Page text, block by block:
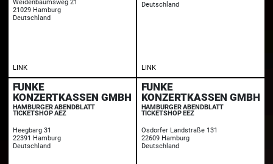
Weidenbaumsweg 21
21029 Hamburg
Deutschland
LINK
Deutschland
LINK
FUNKE
KONZERTKASSEN GMBH
HAMBURGER ABENDBLATT
TICKETSHOP AEZ
Heegbarg 31
22391 Hamburg
Deutschland
FUNKE
KONZERTKASSEN GMBH
HAMBURGER ABENDBLATT
TICKETSHOP EEZ
Osdorfer Landstraße 131
22609 Hamburg
Deutschland